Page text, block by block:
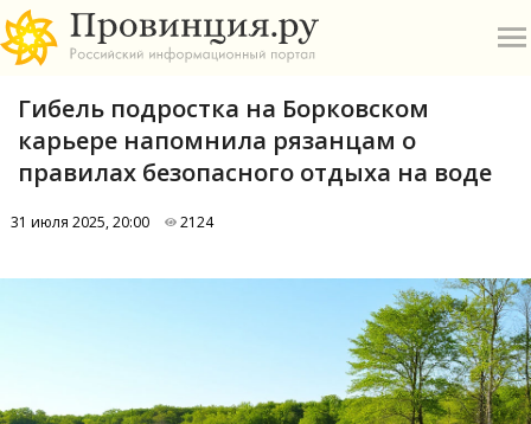
П
Гибель подростка на Борковском
карьере напомнила рязанцам о
правилах безопасного отдыха на воде
31 июля 2025, 20:00 2124